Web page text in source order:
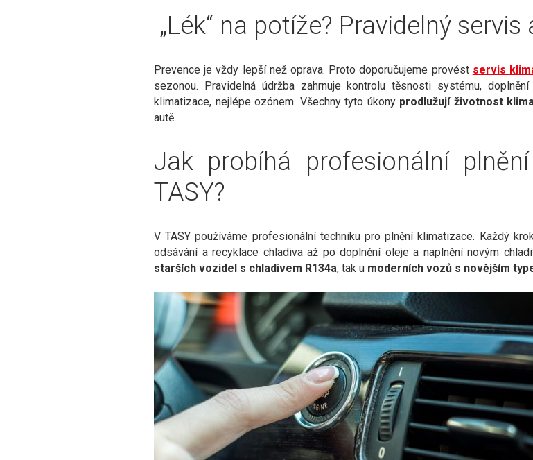
„Lék“ na potíže? Pravidelný
Prevence je vždy lepší než oprava. Proto doporučujeme provést servis
sezonou. Pravidelná údržba zahrnuje kontrolu těsnosti systému,
klimatizace, nejlépe ozónem. Všechny tyto úkony prodlužují životnost
autě.
Jak probíhá profesionální
TASY?
V TASY používáme profesionální techniku pro plnění klimatizace. Každý
odsávání a recyklace chladiva až po doplnění oleje a naplnění novým
starších vozidel s chladivem R134a, tak u moderních vozů s novějším